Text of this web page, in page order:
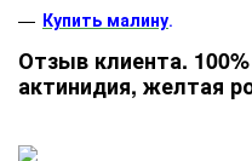
Купить малину.
Отзыв клиента.
актинидия, желтая